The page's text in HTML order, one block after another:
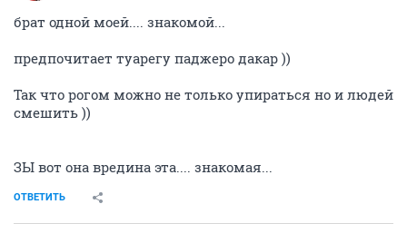
брат одной моей.... знакомой...
предпочитает туарегу паджеро дакар ))
Так что рогом можно не только упираться но и людей
смешить ))
ЗЫ вот она вредина эта.... знакомая...
ОТВЕТИТЬ